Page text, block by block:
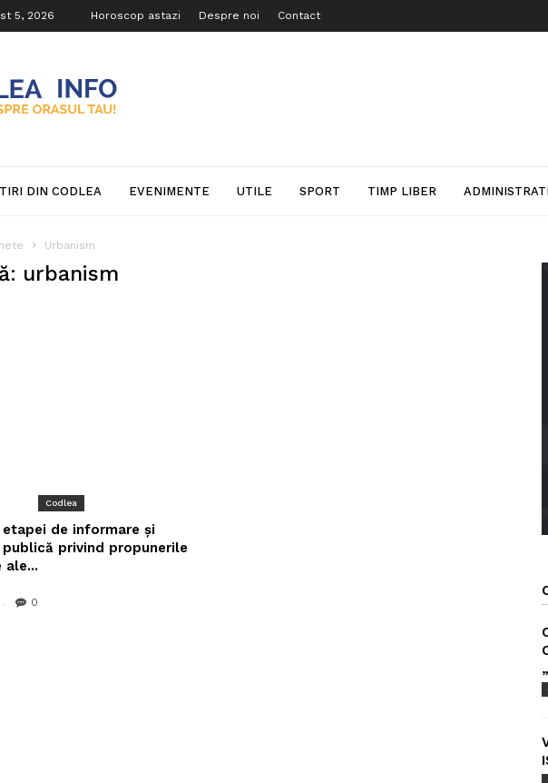
5, 2026 Horoscop astazi Despre noi Contact
DIN CODLEA EVENIMENTE UTILE SPORT TIMP LIBER
Urbanism
urbanism
Codlea
etapei de informare și
privind propunerile
ale...
0